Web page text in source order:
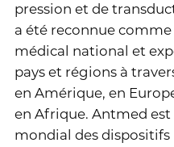
pression et de
a été reconnue
médical national et
pays et régions à
en Amérique, en
en Afrique. Antmed
mondial des